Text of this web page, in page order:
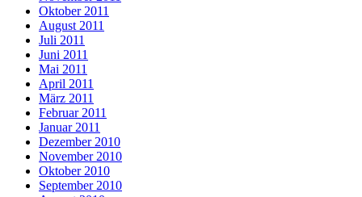
Oktober 2011
August 2011
Juli 2011
Juni 2011
Mai 2011
April 2011
März 2011
Februar 2011
Januar 2011
Dezember 2010
November 2010
Oktober 2010
September 2010